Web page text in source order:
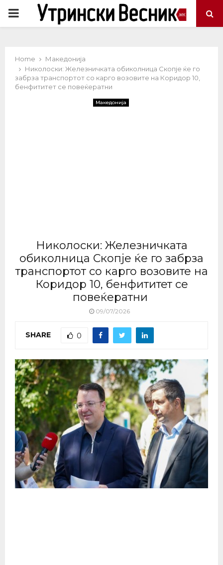
PRIMARY
Home
Македонија
Николоски: Железничката обиколница Скопје ќе го
забрза транспортот со карго возовите на Коридор 10,
бенфититет се повеќератни
Македонија
Николоски: Железничката
обиколница Скопје ќе го забрза
транспортот со карго возовите на
Коридор 10, бенфититет се
повеќератни
09/07/2026
SHARE 0